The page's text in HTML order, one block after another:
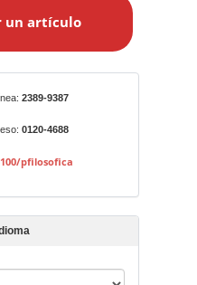
un artículo
2389-9387
0120-4688
pfilosofica